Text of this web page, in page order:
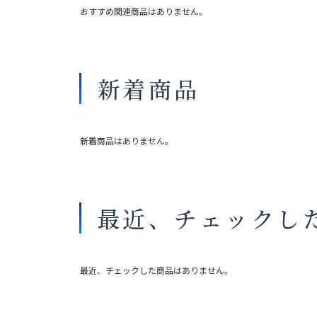
おすすめ関連商品はありません。
新着商品
新着商品はありません。
最近、チェックし
最近、チェックした商品はありません。